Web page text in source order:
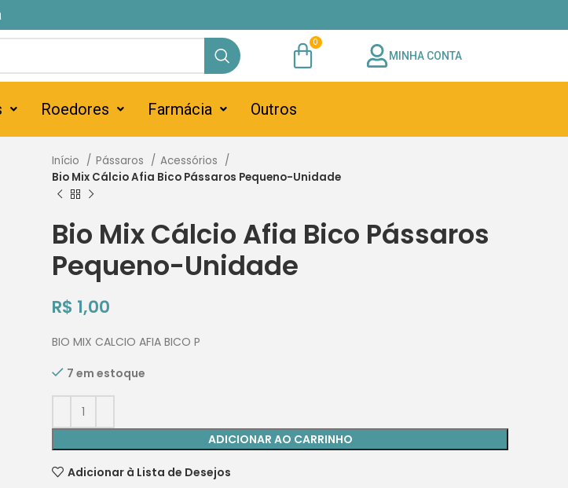
MINHA CONTA
Roedores Farmácia Outros
Início
Pássaros
Acessórios
Bio Mix Cálcio Afia Bico Pássaros Pequeno-Unidade
Bio Mix Cálcio Afia Bico Pássaros
Pequeno-Unidade
R$ 1,00
BIO MIX CALCIO AFIA BICO P
7 em estoque
ADICIONAR AO CARRINHO
Adicionar à Lista de Desejos